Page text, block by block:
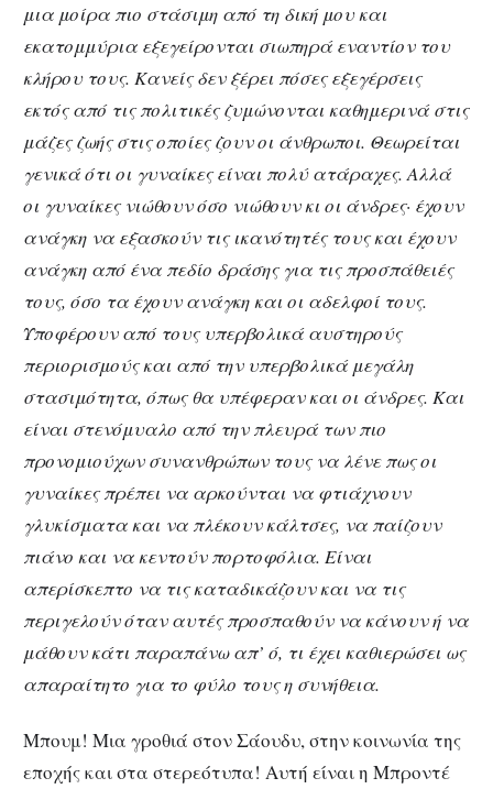
μια μοίρα πιο στάσιμη από τη δική μου και
εκατομμύρια εξεγείρονται σιωπηρά εναντίον του
κλήρου τους. Κανείς δεν ξέρει πόσες εξεγέρσεις
εκτός από τις πολιτικές ζυμώνονται καθημερινά στις
μάζες ζωής στις οποίες ζουν οι άνθρωποι. Θεωρείται
γενικά ότι οι γυναίκες είναι πολύ ατάραχες. Αλλά
οι γυναίκες νιώθουν όσο νιώθουν κι οι άνδρες· έχουν
ανάγκη να εξασκούν τις ικανότητές τους και έχουν
ανάγκη από ένα πεδίο δράσης για τις προσπάθειές
τους, όσο τα έχουν ανάγκη και οι αδελφοί τους.
Υποφέρουν από τους υπερβολικά αυστηρούς
περιορισμούς και από την υπερβολικά μεγάλη
στασιμότητα, όπως θα υπέφεραν και οι άνδρες. Και
είναι στενόμυαλο από την πλευρά των πιο
προνομιούχων συνανθρώπων τους να λένε πως οι
γυναίκες πρέπει να αρκούνται να φτιάχνουν
γλυκίσματα και να πλέκουν κάλτσες, να παίζουν
πιάνο και να κεντούν πορτοφόλια. Είναι
απερίσκεπτο να τις καταδικάζουν και να τις
περιγελούν όταν αυτές προσπαθούν να κάνουν ή να
μάθουν κάτι παραπάνω απ’ ό, τι έχει καθιερώσει ως
απαραίτητο για το φύλο τους η συνήθεια.
Μπουμ! Μια γροθιά στον Σάουδυ, στην κοινωνία της
εποχής και στα στερεότυπα! Αυτή είναι η Μπροντέ